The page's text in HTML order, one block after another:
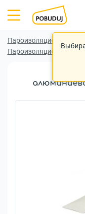
Пароизоляционные
Пароизоляционные